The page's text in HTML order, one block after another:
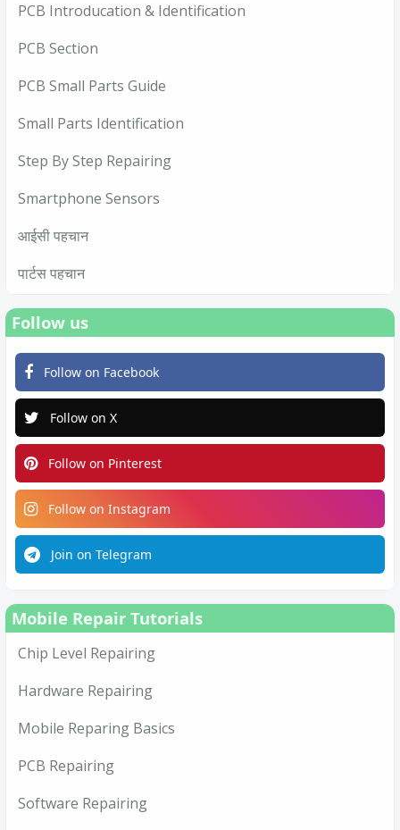
PCB Introducation & Identification
PCB Section
PCB Small Parts Guide
Small Parts Identification
Step By Step Repairing
Smartphone Sensors
आईसी पहचान
पार्टस पहचान
Follow us
Follow on Facebook
Follow on X
Follow on Pinterest
Follow on Instagram
Join on Telegram
Mobile Repair Tutorials
Chip Level Repairing
Hardware Repairing
Mobile Reparing Basics
PCB Repairing
Software Repairing